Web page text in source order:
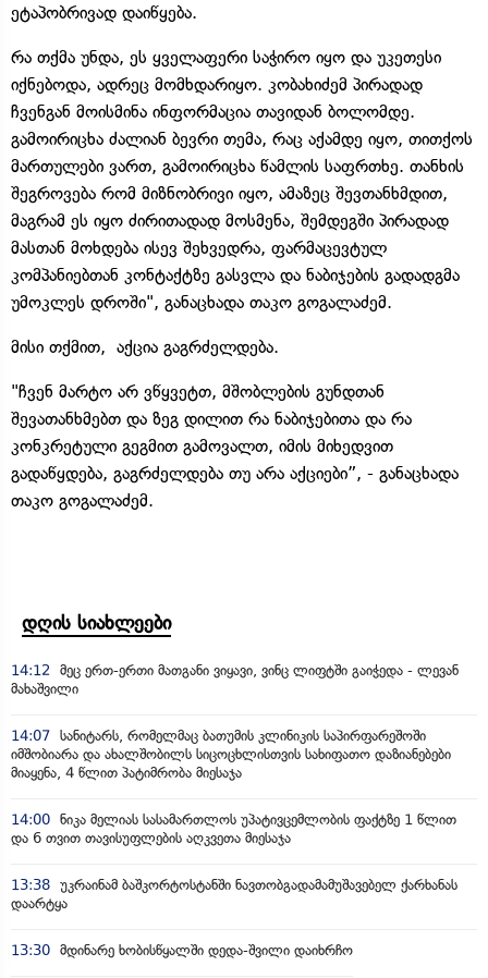
ეტაპობრივად დაიწყება.
რა თქმა უნდა, ეს ყველაფერი საჭირო იყო და უკეთესი
იქნებოდა, ადრეც მომხდარიყო. კობახიძემ პირადად
ჩვენგან მოისმინა ინფორმაცია თავიდან ბოლომდე.
გამოირიცხა ძალიან ბევრი თემა, რაც აქამდე იყო, თითქოს
მართულები ვართ, გამოირიცხა წამლის საფრთხე. თანხის
შეგროვება რომ მიზნობრივი იყო, ამაზეც შევთანხმდით,
მაგრამ ეს იყო ძირითადად მოსმენა, შემდეგში პირადად
მასთან მოხდება ისევ შეხვედრა, ფარმაცევტულ
კომპანიებთან კონტაქტზე გასვლა და ნაბიჯების გადადგმა
უმოკლეს დროში", განაცხადა თაკო გოგალაძემ.
მისი თქმით, აქცია გაგრძელდება.
"ჩვენ მარტო არ ვწყვეტთ, მშობლების გუნდთან
შევათანხმებთ და ზეგ დილით რა ნაბიჯებითა და რა
კონკრეტული გეგმით გამოვალთ, იმის მიხედვით
გადაწყდება, გაგრძელდება თუ არა აქციები”, - განაცხადა
თაკო გოგალაძემ.
დღის სიახლეები
14:12
მეც ერთ-ერთი მათგანი ვიყავი, ვინც ლიფტში გაიჭედა - ლევან
მახაშვილი
14:07 სანიტარს, რომელმაც ბათუმის კლინიკის საპირფარეშოში
იმშობიარა და ახალშობილს სიცოცხლისთვის სახიფათო დაზიანებები
მიაყენა, 4 წლით პატიმრობა მიესაჯა
14:00 ნიკა მელიას სასამართლოს უპატივცემლობის ფაქტზე 1 წლით
და 6 თვით თავისუფლების აღკვეთა მიესაჯა
13:38 უკრაინამ ბაშკორტოსტანში ნავთობგადამამუშავებელ ქარხანას
დაარტყა
13:30 მდინარე ხობისწყალში დედა-შვილი დაიხრჩო